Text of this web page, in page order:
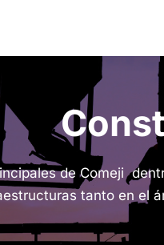
de Comeji
tanto en el